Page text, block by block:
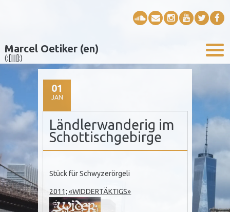
Marcel Oetiker (en)
(:[|||]:)
01
JAN
Ländlerwanderig im
Schottischgebirge
Stück für Schwyzerörgeli
2011; «WIDDERTÄKTIGS»